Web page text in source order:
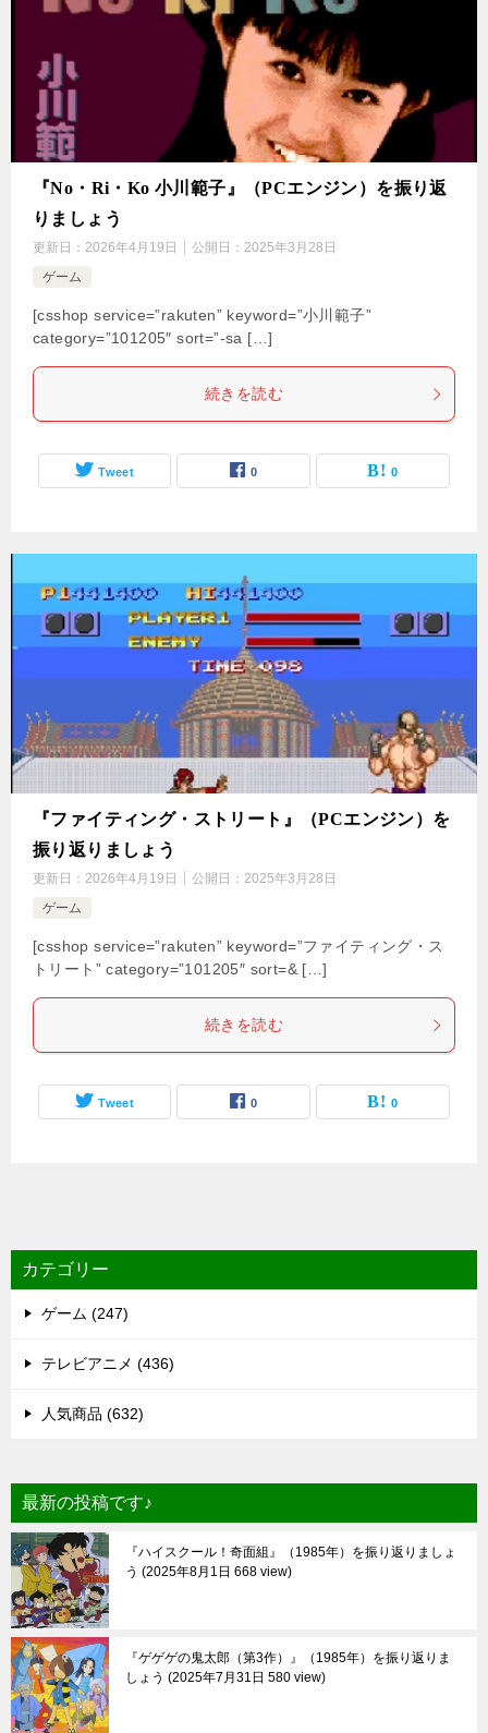
『No・Ri・Ko 小川範子』（PCエンジン）を振り返
りましょう
更新日： 2026年4月19日 公開日： 2025年3月28日
ゲーム
[csshop service=”rakuten” keyword=”小川範子”
category=”101205″ sort=”-sa […]
続きを読む
Tweet 0 0
『ファイティング・ストリート』（PCエンジン）を
振り返りましょう
更新日： 2026年4月19日 公開日： 2025年3月28日
ゲーム
[csshop service=”rakuten” keyword=”ファイティング・ス
トリート” category=”101205″ sort=& […]
続きを読む
Tweet 0 0
カテゴリー
ゲーム (247)
テレビアニメ (436)
人気商品 (632)
最新の投稿です♪
『ハイスクール！奇面組』（1985年）を振り返りましょ
う
2025年8月1日 668 view
『ゲゲゲの鬼太郎（第3作）』（1985年）を振り返りま
しょう
2025年7月31日 580 view